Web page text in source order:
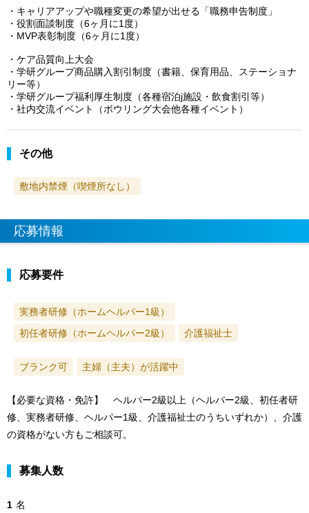
・キャリアアップや職種変更の希望が出せる「職務申告制度」
・役割面談制度（6ヶ月に1度）
・MVP表彰制度（6ヶ月に1度）
・ケア品質向上大会
・学研グループ商品購入割引制度（書籍、保育用品、ステーショナ
リー等）
・学研グループ福利厚生制度（各種宿泊j施設・飲食割引等）
・社内交流イベント（ボウリング大会他各種イベント）
その他
敷地内禁煙（喫煙所なし）
応募情報
応募要件
実務者研修（ホームヘルパー1級）
初任者研修（ホームヘルパー2級）
介護福祉士
ブランク可 主婦（主夫）が活躍中
【必要な資格・免許】 ヘルパー2級以上（ヘルパー2級、初任者研
修、実務者研修、ヘルパー1級、介護福祉士のうちいずれか）、介護
の資格がない方もご相談可。
募集人数
1 名